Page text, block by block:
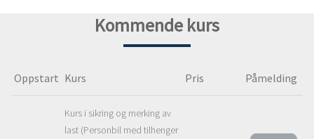
Kommende kurs
Oppstart Kurs Pris Påmelding
Kurs i sikring og merking av
last (Personbil med tilhenger